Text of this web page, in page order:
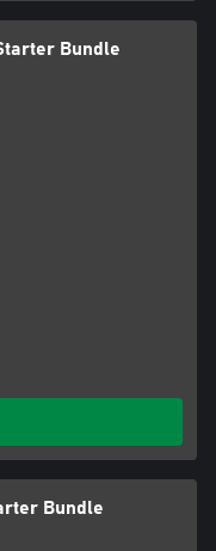
Bundle
Bundle